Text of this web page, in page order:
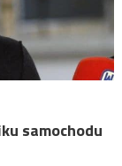
samochodu